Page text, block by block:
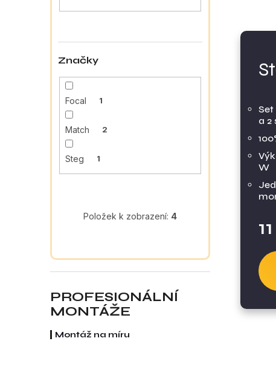
Značky
Focal 1
Match 2
Steg 1
Položek k zobrazení: 4
PROFESIONÁLNÍ
MONTÁŽE
Montáž na míru
a 2
W